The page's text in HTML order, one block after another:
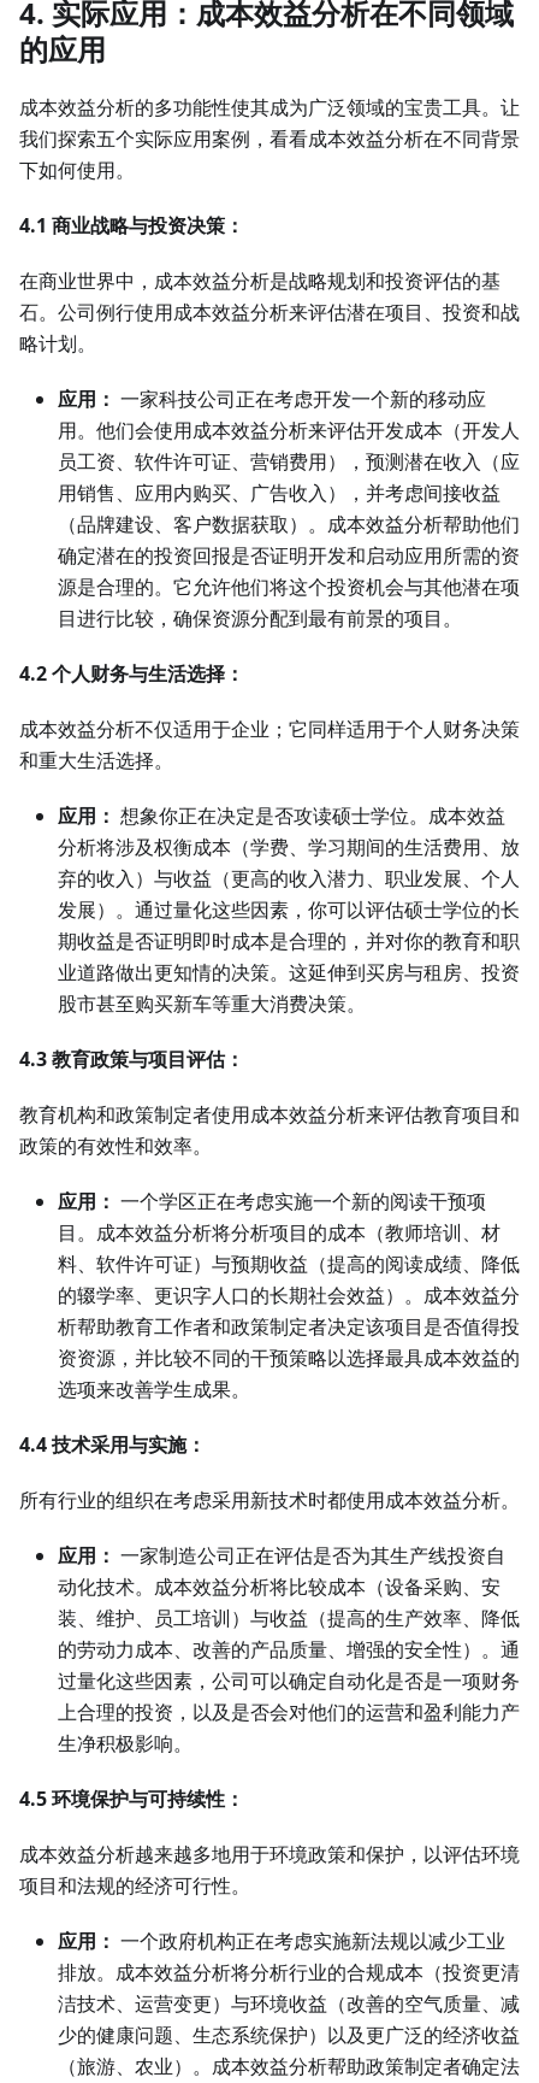
4. 实际应用：成本效益分析在不同领域
的应用
成本效益分析的多功能性使其成为广泛领域的宝贵工具。让
我们探索五个实际应用案例，看看成本效益分析在不同背景
下如何使用。
4.1 商业战略与投资决策：
在商业世界中，成本效益分析是战略规划和投资评估的基
石。公司例行使用成本效益分析来评估潜在项目、投资和战
略计划。
应用： 一家科技公司正在考虑开发一个新的移动应
用。他们会使用成本效益分析来评估开发成本（开发人
员工资、软件许可证、营销费用），预测潜在收入（应
用销售、应用内购买、广告收入），并考虑间接收益
（品牌建设、客户数据获取）。成本效益分析帮助他们
确定潜在的投资回报是否证明开发和启动应用所需的资
源是合理的。它允许他们将这个投资机会与其他潜在项
目进行比较，确保资源分配到最有前景的项目。
4.2 个人财务与生活选择：
成本效益分析不仅适用于企业；它同样适用于个人财务决策
和重大生活选择。
应用： 想象你正在决定是否攻读硕士学位。成本效益
分析将涉及权衡成本（学费、学习期间的生活费用、放
弃的收入）与收益（更高的收入潜力、职业发展、个人
发展）。通过量化这些因素，你可以评估硕士学位的长
期收益是否证明即时成本是合理的，并对你的教育和职
业道路做出更知情的决策。这延伸到买房与租房、投资
股市甚至购买新车等重大消费决策。
4.3 教育政策与项目评估：
教育机构和政策制定者使用成本效益分析来评估教育项目和
政策的有效性和效率。
应用： 一个学区正在考虑实施一个新的阅读干预项
目。成本效益分析将分析项目的成本（教师培训、材
料、软件许可证）与预期收益（提高的阅读成绩、降低
的辍学率、更识字人口的长期社会效益）。成本效益分
析帮助教育工作者和政策制定者决定该项目是否值得投
资资源，并比较不同的干预策略以选择最具成本效益的
选项来改善学生成果。
4.4 技术采用与实施：
所有行业的组织在考虑采用新技术时都使用成本效益分析。
应用： 一家制造公司正在评估是否为其生产线投资自
动化技术。成本效益分析将比较成本（设备采购、安
装、维护、员工培训）与收益（提高的生产效率、降低
的劳动力成本、改善的产品质量、增强的安全性）。通
过量化这些因素，公司可以确定自动化是否是一项财务
上合理的投资，以及是否会对他们的运营和盈利能力产
生净积极影响。
4.5 环境保护与可持续性：
成本效益分析越来越多地用于环境政策和保护，以评估环境
项目和法规的经济可行性。
应用： 一个政府机构正在考虑实施新法规以减少工业
排放。成本效益分析将分析行业的合规成本（投资更清
洁技术、运营变更）与环境收益（改善的空气质量、减
少的健康问题、生态系统保护）以及更广泛的经济收益
（旅游、农业）。成本效益分析帮助政策制定者确定法